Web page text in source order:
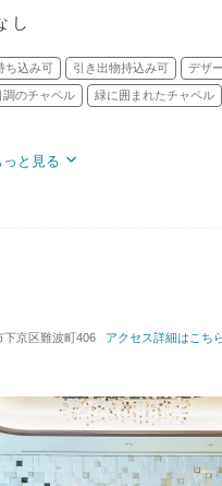
し
ち込み可 引き出物持込み可 デザ
調のチャペル 緑に囲まれたチャペル
と見る
挙式スタイル: 人前式／和装人前式
下京区難波町406 アクセス詳細はこち